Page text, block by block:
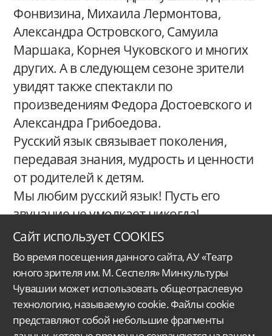
Фонвизина, Михаила Лермонтова,
Александра Островского, Самуила
Маршака, Корнея Чуковского и многих
других. А в следующем сезоне зрители
увидят также спектакли по
произведениям Федора Достоевского и
Александра Грибоедова.
Русский язык связывает поколения,
передавая знания, мудрость и ценности
от родителей к детям.
Мы любим русский язык! Пусть его
звучание не умолкает никогда!
Автономное учреждение Чувашской Республики«Чувашский государственный
Сайт использует COOKIES
Во время посещения данного сайта, АУ «Театр
юного зрителя им. М. Сеспеля» Минкультуры
Чувашии может использовать общеотраслевую
технологию, называемую cookie. Файлы cookie
представляют собой небольшие фрагменты